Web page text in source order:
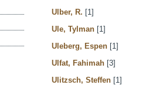
Ulber, R. [1]
Ule, Tylman [1]
Uleberg, Espen [1]
Ulfat, Fahimah [3]
Ulitzsch, Steffen [1]